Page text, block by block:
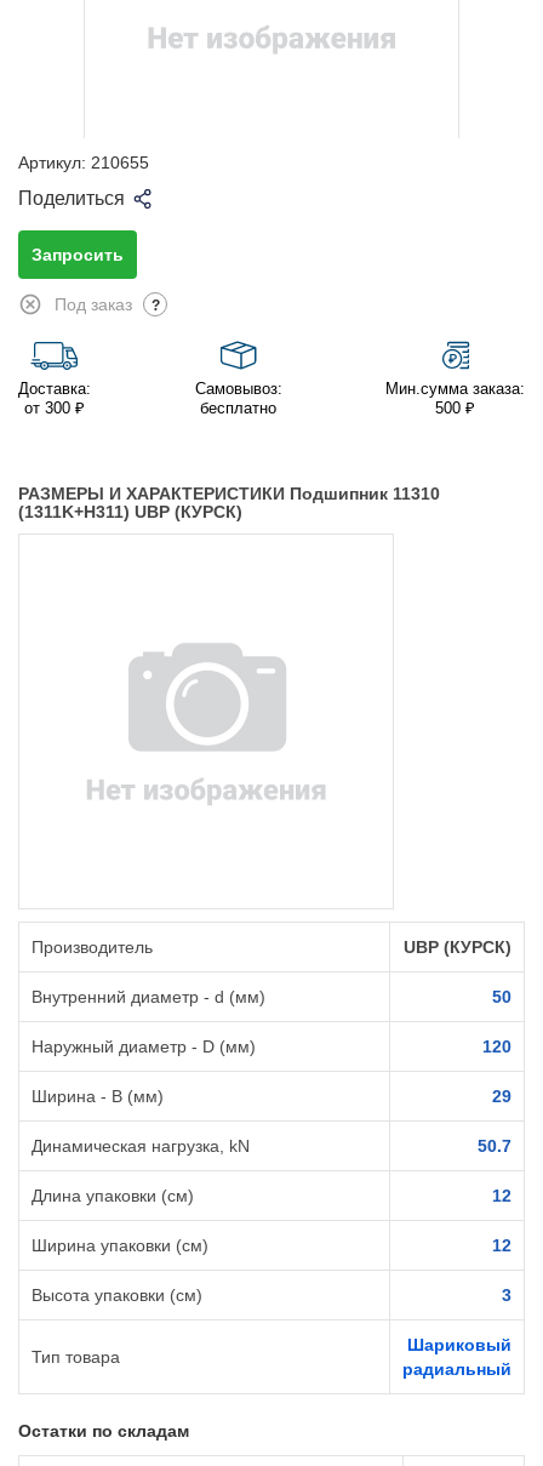
Артикул: 210655
Поделиться
Запросить
Под заказ ?
Доставка:
от 300 ₽
Самовывоз:
бесплатно
Мин.сумма заказа:
500 ₽
РАЗМЕРЫ И ХАРАКТЕРИСТИКИ Подшипник 11310
(1311K+H311) UBP (КУРСК)
Производитель UBP (КУРСК)
Внутренний диаметр - d (мм) 50
Наружный диаметр - D (мм) 120
Ширина - B (мм) 29
Динамическая нагрузка, kN 50.7
Длина упаковки (см) 12
Ширина упаковки (см) 12
Высота упаковки (см) 3
Тип товара
Шариковый
радиальный
Остатки по складам